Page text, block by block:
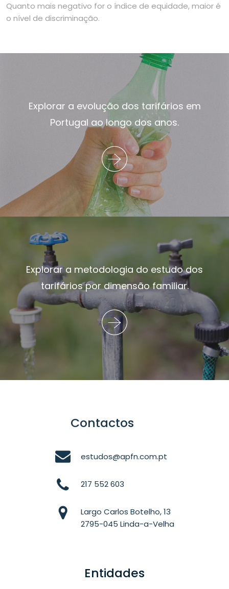
Quanto mais negativo for o índice de equidade, maior é
o nível de discriminação.
Explorar a evolução dos tarifários em
Portugal ao longo dos anos.
Explorar a metodologia do estudo dos
tarifários por dimensão familiar.
Contactos
estudos@apfn.com.pt
217 552 603
Largo Carlos Botelho, 13
2795-045 Linda-a-Velha
Entidades